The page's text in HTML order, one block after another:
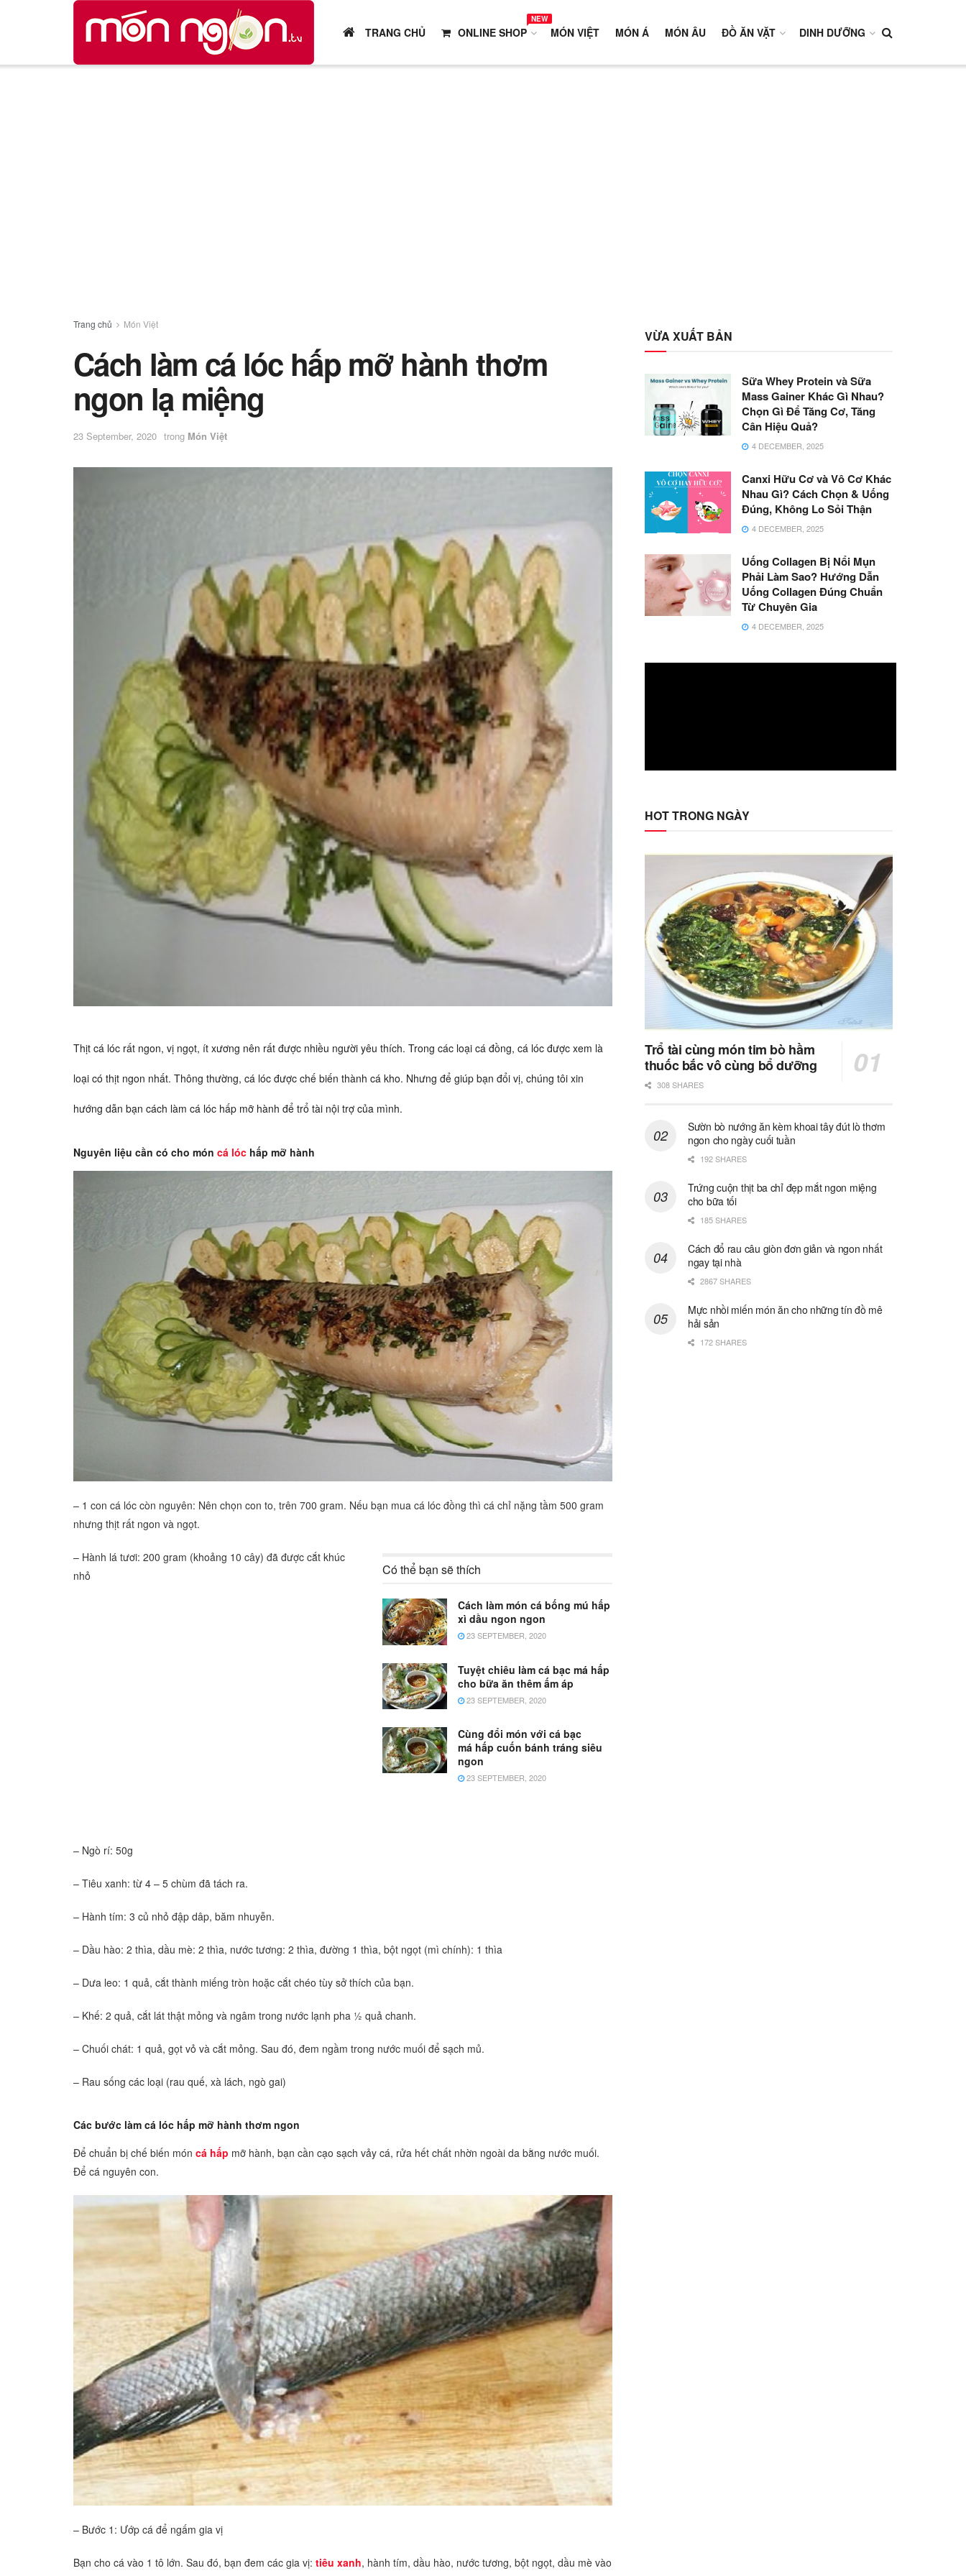
TRANG CHỦ ONLINE SHOP
NEW
MÓN VIỆT MÓN Á MÓN ÂU ĐỒ ĂN VẶT DINH DƯỠNG
Trang chủ Món Việt
Cách làm cá lóc hấp mỡ hành thơm
ngon lạ miệng
23 September, 2020 trong Món Việt
Thịt cá lóc rất ngon, vị ngọt, ít xương nên rất được nhiều người yêu thích. Trong các loại cá đồng, cá lóc được xem là
loại có thịt ngon nhất. Thông thường, cá lóc được chế biến thành cá kho. Nhưng để giúp bạn đổi vị, chúng tôi xin
hướng dẫn bạn cách làm cá lóc hấp mỡ hành để trổ tài nội trợ của mình.
Nguyên liệu cần có cho món cá lóc hấp mỡ hành
– 1 con cá lóc còn nguyên: Nên chọn con to, trên 700 gram. Nếu bạn mua cá lóc đồng thì cá chỉ nặng tầm 500 gram
nhưng thịt rất ngon và ngọt.
Có thể bạn sẽ thích
Cách làm món cá bống mú hấp
xì dầu ngon ngon
23 SEPTEMBER, 2020
Tuyệt chiêu làm cá bạc má hấp
cho bữa ăn thêm ấm áp
23 SEPTEMBER, 2020
Cùng đổi món với cá bạc
má hấp cuốn bánh tráng siêu
ngon
23 SEPTEMBER, 2020
– Hành lá tươi: 200 gram (khoảng 10 cây) đã được cắt khúc
nhỏ
– Ngò rí: 50g
– Tiêu xanh: từ 4 – 5 chùm đã tách ra.
– Hành tím: 3 củ nhỏ đập dâp, băm nhuyễn.
– Dầu hào: 2 thìa, dầu mè: 2 thìa, nước tương: 2 thìa, đường 1 thìa, bột ngọt (mì chính): 1 thìa
– Dưa leo: 1 quả, cắt thành miếng tròn hoặc cắt chéo tùy sở thích của bạn.
– Khế: 2 quả, cắt lát thật mỏng và ngâm trong nước lạnh pha ½ quả chanh.
– Chuối chát: 1 quả, gọt vỏ và cắt mỏng. Sau đó, đem ngầm trong nước muối để sạch mủ.
– Rau sống các loại (rau quế, xà lách, ngò gai)
Các bước làm cá lóc hấp mỡ hành thơm ngon
Để chuẩn bị chế biến món cá hấp mỡ hành, bạn cần cạo sạch vảy cá, rửa hết chất nhờn ngoài da bằng nước muối.
Để cá nguyên con.
– Bước 1: Ướp cá để ngấm gia vị
Bạn cho cá vào 1 tô lớn. Sau đó, bạn đem các gia vị: tiêu xanh, hành tím, dầu hào, nước tương, bột ngọt, dầu mè vào
VỪA XUẤT BẢN
Sữa Whey Protein và Sữa
Mass Gainer Khác Gì Nhau?
Chọn Gì Để Tăng Cơ, Tăng
Cân Hiệu Quả?
4 DECEMBER, 2025
Canxi Hữu Cơ và Vô Cơ Khác
Nhau Gì? Cách Chọn & Uống
Đúng, Không Lo Sỏi Thận
4 DECEMBER, 2025
Uống Collagen Bị Nổi Mụn
Phải Làm Sao? Hướng Dẫn
Uống Collagen Đúng Chuẩn
Từ Chuyên Gia
4 DECEMBER, 2025
HOT TRONG NGÀY
Trổ tài cùng món tim bò hầm
thuốc bắc vô cùng bổ dưỡng
308 SHARES
Sườn bò nướng ăn kèm khoai tây đút lò thơm
ngon cho ngày cuối tuần
192 SHARES
Trứng cuộn thịt ba chỉ đẹp mắt ngon miệng
cho bữa tối
185 SHARES
Cách đổ rau câu giòn đơn giản và ngon nhất
ngay tại nhà
2867 SHARES
Mực nhồi miến món ăn cho những tín đồ mê
hải sản
172 SHARES